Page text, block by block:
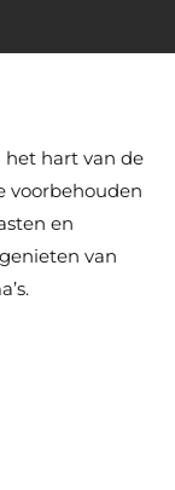
het hart van de
voorbehouden
en
van